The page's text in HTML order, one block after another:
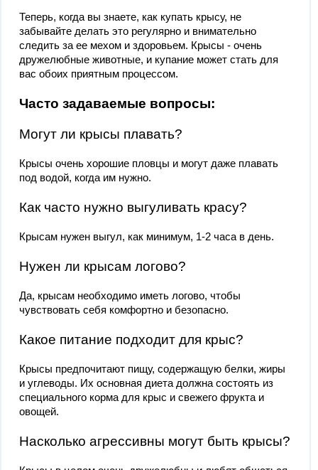
Теперь, когда вы знаете, как купать крысу, не
забывайте делать это регулярно и внимательно
следить за ее мехом и здоровьем. Крысы - очень
дружелюбные животные, и купание может стать для
вас обоих приятным процессом.
Часто задаваемые вопросы:
Могут ли крысы плавать?
Крысы очень хорошие пловцы и могут даже плавать
под водой, когда им нужно.
Как часто нужно выгуливать красу?
Крысам нужен выгул, как минимум, 1-2 часа в день.
Нужен ли крысам логово?
Да, крысам необходимо иметь логово, чтобы
чувствовать себя комфортно и безопасно.
Какое питание подходит для крыс?
Крысы предпочитают пищу, содержащую белки, жиры
и углеводы. Их основная диета должна состоять из
специального корма для крыс и свежего фрукта и
овощей.
Насколько агрессивны могут быть крысы?